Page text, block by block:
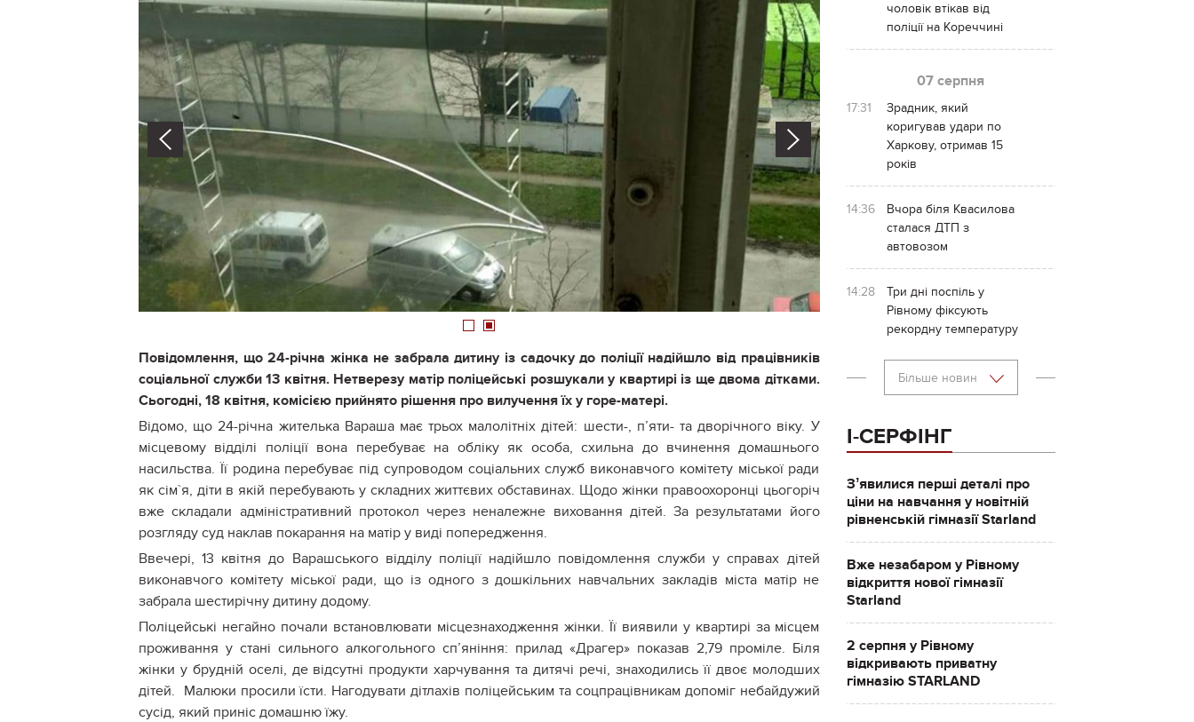
Prev Next
1 2
Повідомлення, що 24-річна жінка не забрала дитину із садочку до поліції надійшло від працівників
соціальної служби 13 квітня. Нетверезу матір поліцейські розшукали у квартирі із ще двома дітками.
Сьогодні, 18 квітня, комісією прийнято рішення про вилучення їх у горе-матері.
Відомо, що 24-річна жителька Вараша має трьох малолітніх дітей: шести-, п’яти- та дворічного віку. У
місцевому відділі поліції вона перебуває на обліку як особа, схильна до вчинення домашнього
насильства. Її родина перебуває під супроводом соціальних служб виконавчого комітету міської ради
як сім`я, діти в якій перебувають у складних життєвих обставинах. Щодо жінки правоохоронці цьогоріч
вже складали адміністративний протокол через неналежне виховання дітей. За результатами його
розгляду суд наклав покарання на матір у виді попередження.
Ввечері, 13 квітня до Варашського відділу поліції надійшло повідомлення служби у справах дітей
виконавчого комітету міської ради, що із одного з дошкільних навчальних закладів міста матір не
забрала шестирічну дитину додому.
Поліцейські негайно почали встановлювати місцезнаходження жінки. Її виявили у квартирі за місцем
проживання у стані сильного алкогольного сп’яніння: прилад «Драгер» показав 2,79 проміле. Біля
жінки у брудній оселі, де відсутні продукти харчування та дитячі речі, знаходились її двоє молодших
дітей. Малюки просили їсти. Нагодувати дітлахів поліцейським та соцпрацівникам допоміг небайдужий
сусід, який приніс домашню їжу.
чоловік втікав від
поліції на Кореччині
07 серпня
17:31
Зрадник, який
коригував удари по
Харкову, отримав 15
років
14:36
Вчора біля Квасилова
сталася ДТП з
автовозом
14:28
Три дні поспіль у
Рівному фіксують
рекордну температуру
Більше новин
І-СЕРФІНГ
Зʼявилися перші деталі про
ціни на навчання у новітній
рівненській гімназії Starland
Вже незабаром у Рівному
відкриття нової гімназії
Starland
2 серпня у Рівному
відкривають приватну
гімназію STARLAND